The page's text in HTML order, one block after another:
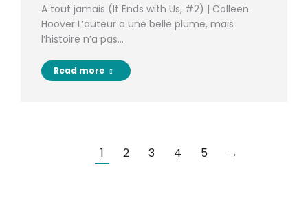
A tout jamais (It Ends with Us, #2) | Colleen
Hoover L’auteur a une belle plume, mais
l’histoire n’a pas…
Read more
1 2 3 4 5 →